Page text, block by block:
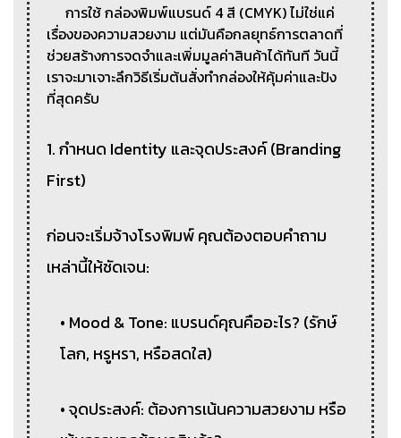
การใช้ กล่องพิมพ์แบรนด์ 4 สี (CMYK) ไม่ใช่แค่
เรื่องของความสวยงาม แต่มันคือกลยุทธ์การตลาดที่
ช่วยสร้างการจดจำและเพิ่มมูลค่าสินค้าได้ทันที วันนี้
เราจะมาเจาะลึกวิธีเริ่มต้นสั่งทำกล่องให้คุ้มค่าและปัง
ที่สุดครับ
1. กำหนด Identity และจุดประสงค์ (Branding
First)
ก่อนจะเริ่มจ้างโรงพิมพ์ คุณต้องตอบคำถาม
เหล่านี้ให้ชัดเจน:
• Mood & Tone: แบรนด์คุณคืออะไร? (รักษ์
โลก, หรูหรา, หรือสดใส)
• จุดประสงค์: ต้องการเน้นความสวยงาม หรือ